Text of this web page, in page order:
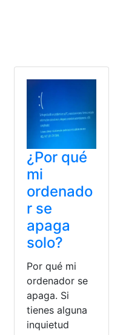
¿Por qué
mi
ordenado
r se
apaga
solo?
Por qué mi
ordenador se
apaga. Si
tienes alguna
inquietud